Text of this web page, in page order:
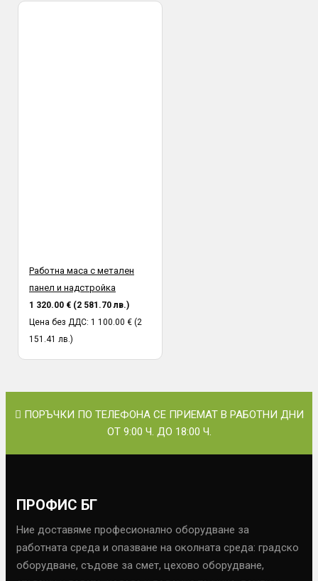
Работна маса с метален
панел и надстройка
1 320.00 € (2 581.70 лв.)
Цена без ДДС: 1 100.00 € (2
151.41 лв.)
ПОРЪЧКИ ПО ТЕЛЕФОНА СЕ ПРИЕМАТ В РАБОТНИ ДНИ
ОТ 9:00 Ч. ДО 18:00 Ч.
ПРОФИС БГ
Ние доставяме професионално оборудване за
работната среда и опазване на околната среда: градско
оборудване, съдове за смет, цехово оборудване,